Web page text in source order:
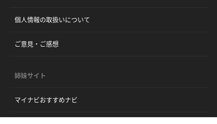
個人情報の取扱いについて
ご意見・ご感想
姉妹サイト
マイナビおすすめナビ